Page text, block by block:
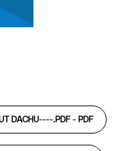
DACHU----.PDF - PDF